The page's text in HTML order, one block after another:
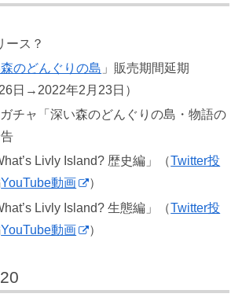
ース？
のどんぐりの島 」販売期間延期
日→2022年2月23日）
チャ「深い森のどんぐりの島・物語の
Livly Island? 歴史編」（Twitter投
YouTube動画
）
Livly Island? 生態編」（Twitter投
YouTube動画 ）